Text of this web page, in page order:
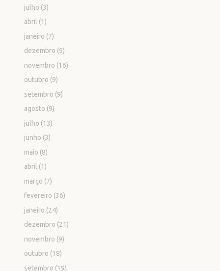
julho (3)
abril (1)
janeiro (7)
dezembro (9)
novembro (16)
outubro (9)
setembro (9)
agosto (9)
julho (13)
junho (3)
maio (8)
abril (1)
março (7)
fevereiro (36)
janeiro (24)
dezembro (21)
novembro (9)
outubro (18)
setembro (19)